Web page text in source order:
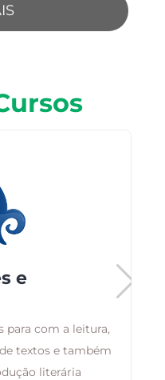
e
para com a leitura,
textos e também
literária